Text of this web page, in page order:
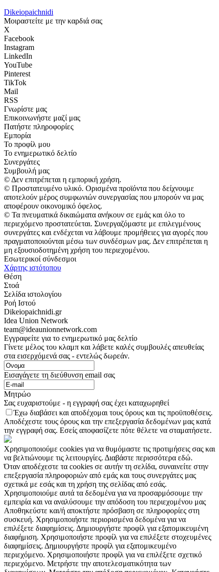
Dikeiopaichnidi
Μοιραστείτε με την καρδιά σας
X
Facebook
Instagram
LinkedIn
YouTube
Pinterest
TikTok
Mail
RSS
Γνωρίστε μας
Επικοινωνήστε μαζί μας
Πατήστε πληροφορίες
Εμπορία
Το προφίλ μου
Το ενημερωτικό δελτίο
Συνεργάτες
Συμβουλή μας
© Δεν επιτρέπεται η εμπορική χρήση.
© Προστατευμένο υλικό. Ορισμένα προϊόντα που δείχνουμε
αποτελούν μέρος συμφωνιών συνεργασίας που μπορούν να μας
αποφέρουν οικονομικό όφελος.
© Τα πνευματικά δικαιώματα ανήκουν σε εμάς και όλο το
περιεχόμενο προστατεύεται. Συνεργαζόμαστε με επιλεγμένους
συνεργάτες και ενδέχεται να λάβουμε προμήθειες για αγορές που
πραγματοποιούνται μέσω των συνδέσμων μας. Δεν επιτρέπεται η
μη εξουσιοδοτημένη χρήση του περιεχομένου.
Εσωτερικοί σύνδεσμοι
Χάρτης ιστότοπου
Θέση
Στοά
Σελίδα ιστολογίου
Ροή Ιστού
Dikeiopaichnidi.gr
Idea Union Network
team@ideaunionnetwork.com
Εγγραφείτε για το ενημερωτικό μας δελτίο
Γίνετε μέλος του κλαμπ και λάβετε καλές συμβουλές απευθείας
στα εισερχόμενά σας - εντελώς δωρεάν.
Εισαγάγετε τη διεύθυνση email σας
Μητρώο
Σας ευχαριστούμε - η εγγραφή σας έχει καταχωρηθεί
Έχω διαβάσει και αποδέχομαι τους όρους και τις προϋποθέσεις.
Αποδέχεστε τους όρους και την επεξεργασία δεδομένων μας κατά
την εγγραφή σας. Εσείς αποφασίζετε πότε θέλετε να σταματήσετε.
Χρησιμοποιούμε cookies για να θυμόμαστε τις προτιμήσεις σας και
να βελτιώνουμε τις λειτουργίες. Διαβάστε περισσότερα εδώ.
Όταν αποδέχεστε τα cookies σε αυτήν τη σελίδα, συναινείτε στην
επεξεργασία πληροφοριών από εμάς και τους συνεργάτες μας
σχετικά με εσάς και τη χρήση της σελίδας από εσάς.
Χρησιμοποιούμε αυτά τα δεδομένα για να προσαρμόσουμε την
εμπειρία και να αναλύσουμε την απόδοση του περιεχομένου μας
Αποθηκεύστε και/ή αποκτήστε πρόσβαση σε πληροφορίες στη
συσκευή. Χρησιμοποιήστε περιορισμένα δεδομένα για να
επιλέξετε διαφημίσεις. Δημιουργήστε προφίλ για εξατομικευμένη
διαφήμιση. Χρησιμοποιήστε προφίλ για να επιλέξετε στοχευμένες
διαφημίσεις. Δημιουργήστε προφίλ για εξατομικευμένο
περιεχόμενο. Χρησιμοποιήστε προφίλ για να επιλέξετε σχετικό
περιεχόμενο. Μετρήστε την αποτελεσματικότητα των